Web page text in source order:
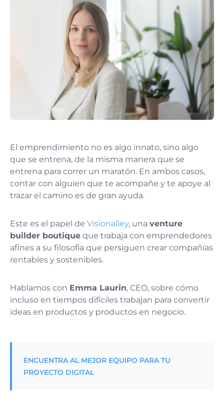
El emprendimiento no es algo innato, sino algo
que se entrena, de la misma manera que se
entrena para correr un maratón. En ambos casos,
contar con alguien que te acompañe y te apoye al
trazar el camino es de gran ayuda.
Este es el papel de Visionalley, una venture
builder boutique que trabaja con emprendedores
afines a su filosofía que persiguen crear compañías
rentables y sostenibles.
Hablamos con Emma Laurin, CEO, sobre cómo
incluso en tiempos difíciles trabajan para convertir
ideas en productos y productos en negocio.
ENCUENTRA AL MEJOR EQUIPO PARA TU
PROYECTO DIGITAL